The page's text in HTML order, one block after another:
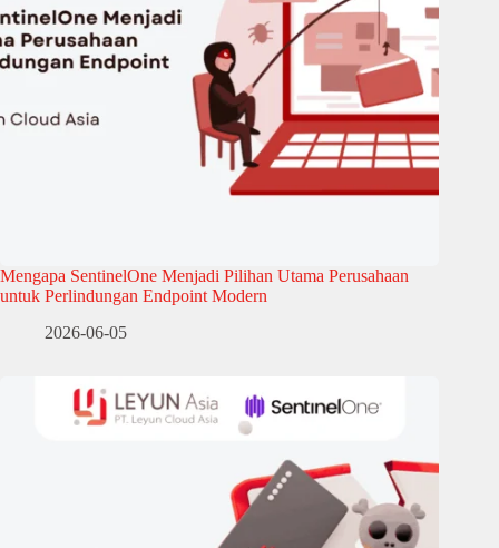
Mengapa SentinelOne Menjadi Pilihan Utama Perusahaan
untuk Perlindungan Endpoint Modern
2026-06-05